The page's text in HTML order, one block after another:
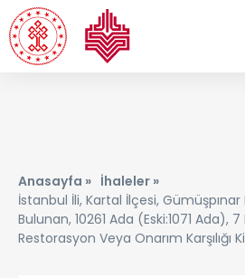
Anasayfa » İhaleler »
İstanbul İli, Kartal İlçesi,
Bulunan, 10261 Ada (Eski:1071 Ada),
Restorasyon Veya Onarım Karşılığı